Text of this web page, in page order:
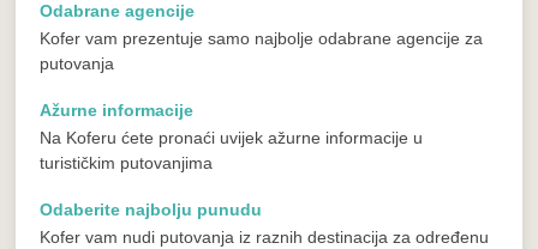
Odabrane agencije
Kofer vam prezentuje samo najbolje odabrane agencije za
putovanja
Ažurne informacije
Na Koferu ćete pronaći uvijek ažurne informacije u
turističkim putovanjima
Odaberite najbolju punudu
Kofer vam nudi putovanja iz raznih destinacija za određenu